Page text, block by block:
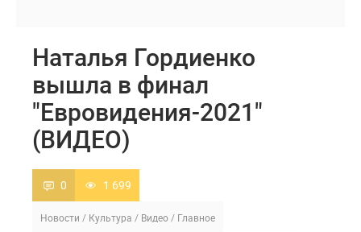
Наталья Гордиенко
вышла в финал
"Евровидения-2021"
(ВИДЕО)
0 1 699
Новости / Культура / Видео / Главное